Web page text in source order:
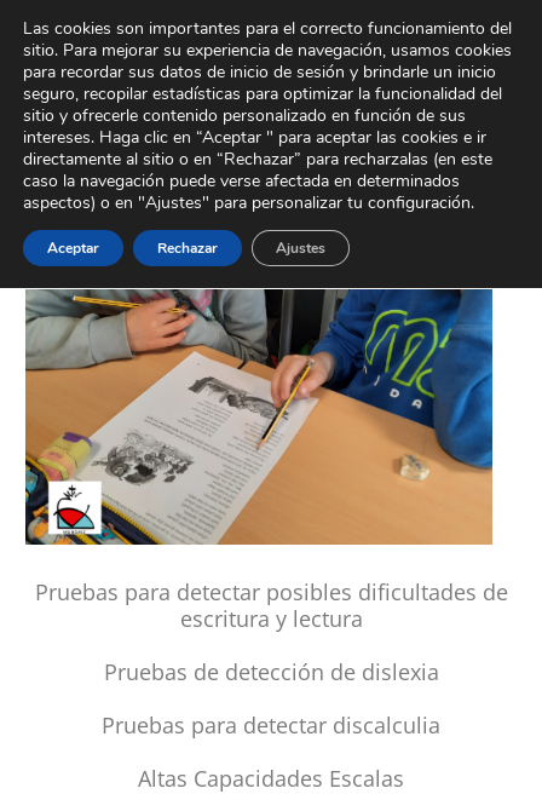
contenido
Tour Virtual Área Privada Contacto
Actuaciones
Pruebas para detectar posibles dificultades de
escritura y lectura
Pruebas de detección de dislexia
Pruebas para detectar discalculia
Altas Capacidades Escalas
Las cookies son importantes para el correcto funcionamiento del
sitio. Para mejorar su experiencia de navegación, usamos cookies
para recordar sus datos de inicio de sesión y brindarle un inicio
seguro, recopilar estadísticas para optimizar la funcionalidad del
sitio y ofrecerle contenido personalizado en función de sus
intereses. Haga clic en “Aceptar " para aceptar las cookies e ir
directamente al sitio o en “Rechazar” para recharzalas (en este
caso la navegación puede verse afectada en determinados
aspectos) o en "Ajustes" para personalizar tu configuración.
Aceptar Rechazar Ajustes